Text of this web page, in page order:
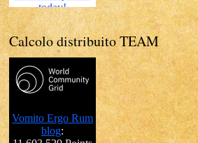
Calcolo distribuito TEAM